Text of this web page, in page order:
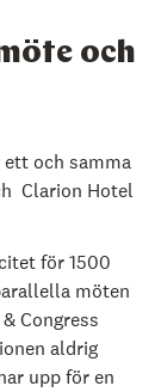
och
och samma
Clarion Hotel
för 1500
möten
Congress
aldrig
upp för en